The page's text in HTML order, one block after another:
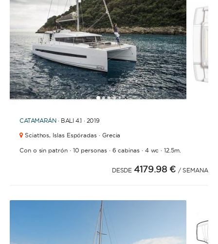
12345
CATAMARÁN · BALI 4.1 · 2019
Sciathos, Islas Espóradas · Grecia
Con o sin patrón· 10 personas· 6 cabinas· 4 wc ·12.5m.
DESDE 4179.98 € / SEMANA